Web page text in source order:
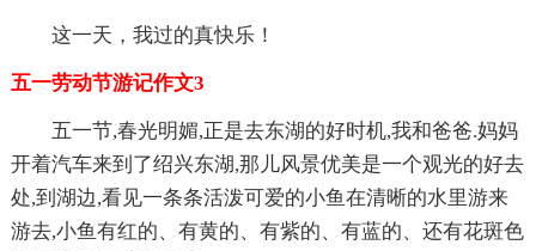
这一天，我过的真快乐！
五一劳动节游记作文3
五一节,春光明媚,正是去东湖的好时机,我和爸爸.妈妈
开着汽车来到了绍兴东湖,那儿风景优美是一个观光的好去
处,到湖边,看见一条条活泼可爱的小鱼在清晰的水里游来
游去,小鱼有红的、有黄的、有紫的、有蓝的、还有花斑色